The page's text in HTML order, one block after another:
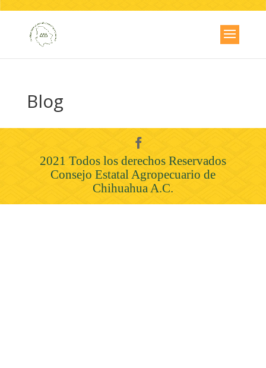
Blog
2021 Todos los derechos Reservados
Consejo Estatal Agropecuario de
Chihuahua A.C.